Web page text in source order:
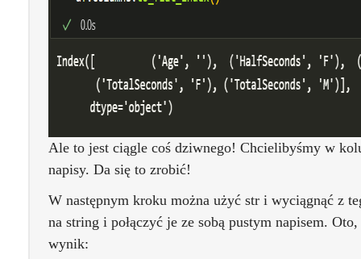
Ale to jest ciągle coś dziwnego! Chcielibyśmy w
napisy. Da się to zrobić!
W następnym kroku można użyć str i wyciągnąć z
na string i połączyć je ze sobą pustym napisem.
wynik: